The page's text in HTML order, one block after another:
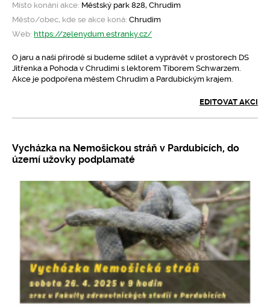
Místo konání akce: Městský park 828, Chrudim
Město/obec, kde se akce koná: Chrudim
Web: https://zelenydum.estranky.cz/
O jaru a naší přírodě si budeme sdílet a vyprávět v prostorech DS
Jitřenka a Pohoda v Chrudimi s lektorem Tiborem Schwarzem.
Akce je podpořena městem Chrudim a Pardubickým krajem.
EDITOVAT AKCI
Vycházka na Nemošickou stráň v Pardubicích, do
území užovky podplamaté